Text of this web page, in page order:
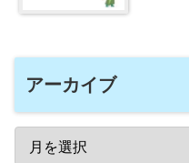
アーカイブ